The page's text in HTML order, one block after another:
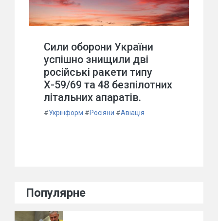
Сили оборони України
успішно знищили дві
російські ракети типу
Х-59/69 та 48 безпілотних
літальних апаратів.
#Укрінформ #Росіяни #Авіація
Популярне